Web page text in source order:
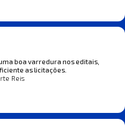
boa varredura nos editais,
as licitações.
Reis